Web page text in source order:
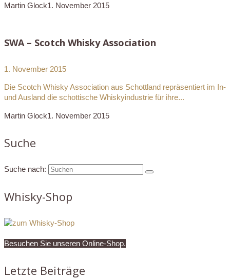
Martin Glock1. November 2015
SWA – Scotch Whisky Association
1. November 2015
Die Scotch Whisky Association aus Schottland repräsentiert im In-
und Ausland die schottische Whiskyindustrie für ihre...
Martin Glock1. November 2015
Suche
Suche nach:
Whisky-Shop
Besuchen Sie unseren Online-Shop.
Letzte Beiträge